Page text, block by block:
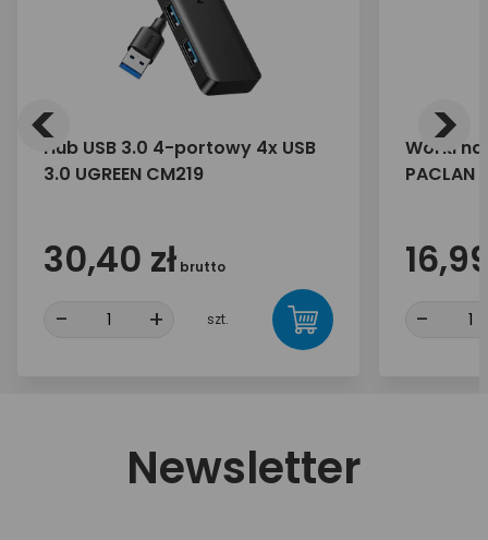
Hub USB 3.0 4-portowy 4x USB
3.0 UGREEN CM219
30,40 zł brutto
- + szt.
Worki
PACLAN
-
< >
Newsletter